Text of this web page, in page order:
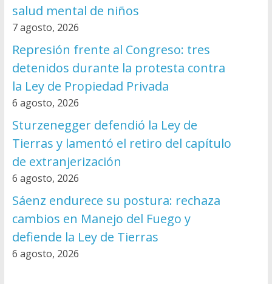
salud mental de niños
7 agosto, 2026
Represión frente al Congreso: tres
detenidos durante la protesta contra
la Ley de Propiedad Privada
6 agosto, 2026
Sturzenegger defendió la Ley de
Tierras y lamentó el retiro del capítulo
de extranjerización
6 agosto, 2026
Sáenz endurece su postura: rechaza
cambios en Manejo del Fuego y
defiende la Ley de Tierras
6 agosto, 2026